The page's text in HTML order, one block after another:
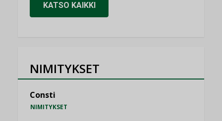
KATSO KAIKKI
NIMITYKSET
Consti
NIMITYKSET